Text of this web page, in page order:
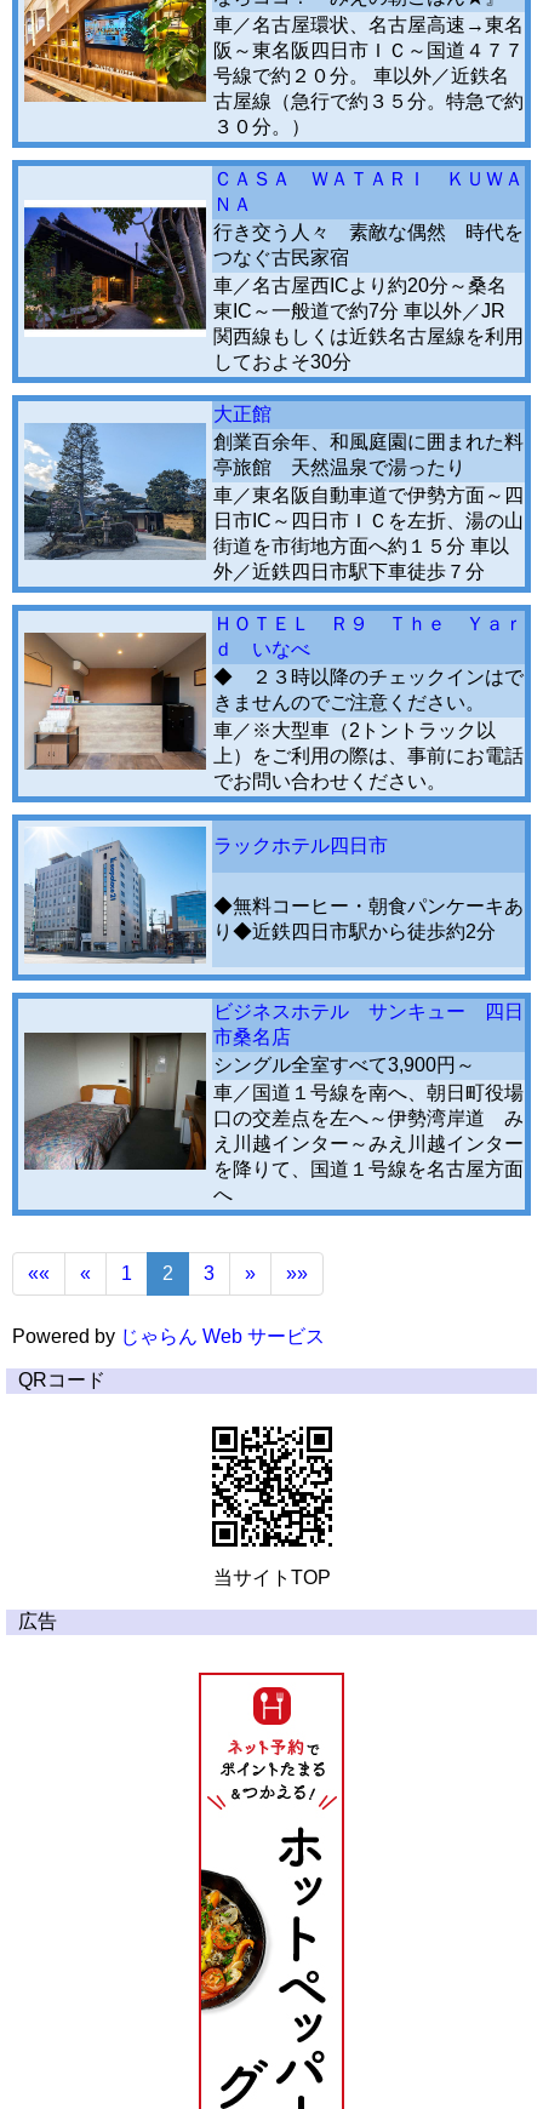
車／名古屋環状、名古屋高速→東名
阪～東名阪四日市ＩＣ～国道４７７
号線で約２０分。 車以外／近鉄名
古屋線（急行で約３５分。特急で約
３０分。）
ＣＡＳＡ ＷＡＴＡＲＩ ＫＵＷＡ
ＮＡ
行き交う人々 素敵な偶然 時代を
つなぐ古民家宿
車／名古屋西ICより約20分～桑名
東IC～一般道で約7分 車以外／JR
関西線もしくは近鉄名古屋線を利用
しておよそ30分
大正館
創業百余年、和風庭園に囲まれた料
亭旅館 天然温泉で湯ったり
車／東名阪自動車道で伊勢方面～四
日市IC～四日市ＩＣを左折、湯の山
街道を市街地方面へ約１５分 車以
外／近鉄四日市駅下車徒歩７分
ＨＯＴＥＬ Ｒ９ Ｔｈｅ Ｙａｒ
ｄ いなべ
◆ ２３時以降のチェックインはで
きませんのでご注意ください。
車／※大型車（2トントラック以
上）をご利用の際は、事前にお電話
でお問い合わせください。
ラックホテル四日市
◆無料コーヒー・朝食パンケーキあ
り◆近鉄四日市駅から徒歩約2分
ビジネスホテル サンキュー 四日
市桑名店
シングル全室すべて3,900円～
車／国道１号線を南へ、朝日町役場
口の交差点を左へ～伊勢湾岸道 み
え川越インター～みえ川越インター
を降りて、国道１号線を名古屋方面
へ
«« « 1 2 3 » »»
Powered by じゃらん Web サービス
QRコード
当サイトTOP
広告